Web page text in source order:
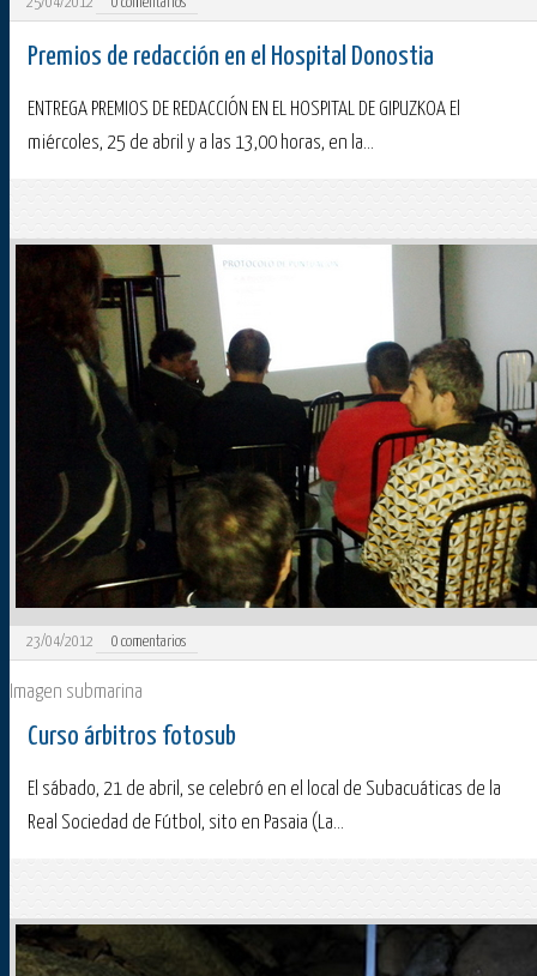
Premios de redacción en el Hospital Donostia
ENTREGA PREMIOS DE REDACCIÓN EN EL HOSPITAL DE GIPUZKOA El
miércoles, 25 de abril y a las 13,00 horas, en la...
23/04/2012 0 comentarios
Imagen submarina
Curso árbitros fotosub
El sábado, 21 de abril, se celebró en el local de Subacuáticas de la
Real Sociedad de Fútbol, sito en Pasaia (La...